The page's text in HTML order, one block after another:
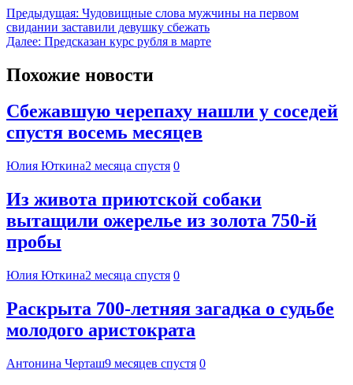
Предыдущая: Чудовищные слова мужчины на первом
свидании заставили девушку сбежать
Далее: Предсказан курс рубля в марте
Похожие новости
Сбежавшую черепаху нашли у соседей
спустя восемь месяцев
Юлия Юткина2 месяца спустя 0
Из живота приютской собаки
вытащили ожерелье из золота 750-й
пробы
Юлия Юткина2 месяца спустя 0
Раскрыта 700-летняя загадка о судьбе
молодого аристократа
Антонина Черташ9 месяцев спустя 0